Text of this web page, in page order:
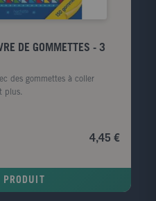
DE GOMMETTES - 3
des gommettes à coller
plus.
4,45 €